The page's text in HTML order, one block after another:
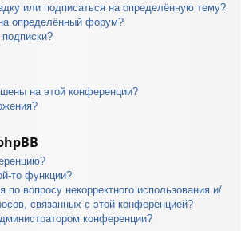
или подписаться на определённую тему?
определённый форум?
подписки?
на этой конференции?
то функции?
по вопросу некорректного использования и/
связанных с этой конференцией?
конференции?